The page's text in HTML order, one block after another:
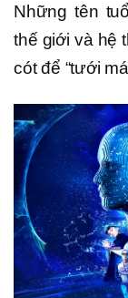
Những tên
thế giới và hệ
cót để “tưới